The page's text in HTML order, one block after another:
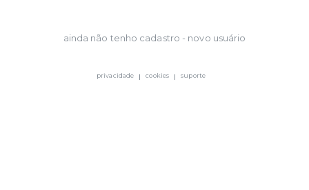
ainda não tenho cadastro - novo usuário
privacidade cookies suporte